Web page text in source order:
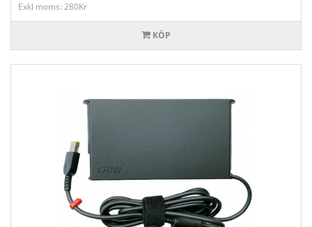
Exkl moms: 280Kr
KÖP